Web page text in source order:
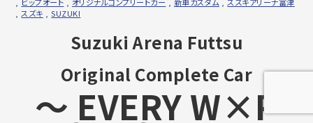
スズキ ,SUZUKI
Suzuki Arena Futtsu
Original Complete Car
～ EVERY W×P